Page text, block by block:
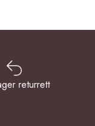
returrett